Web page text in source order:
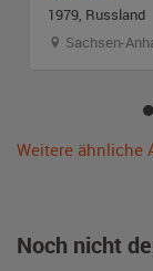
1979, Russland
Sachsen-
Weitere ähnliche
Noch nicht